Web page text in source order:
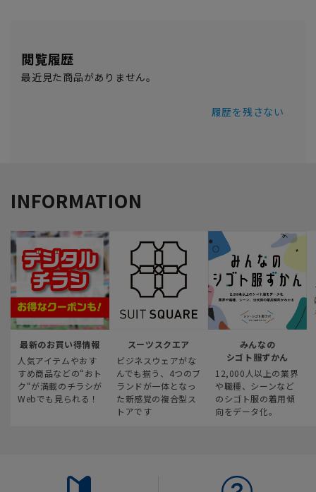
閲覧履歴
最近見た商品がありません。
履歴を残さない
INFORMATION
最新のお買い得情報
人気アイテムやおす
すめ商品などの“おト
ク“が満載のチラシが
Webでも見られる！
スーツスクエア
ビジネスウェアがな
んでも揃う、4つのブ
ランドが一体となっ
た新感覚の複合型ス
トアです
みんなの
シゴト服ずかん
12,000人以上の業界
や職種、シーンなど
のシゴト服の着用傾
向をデータ化。